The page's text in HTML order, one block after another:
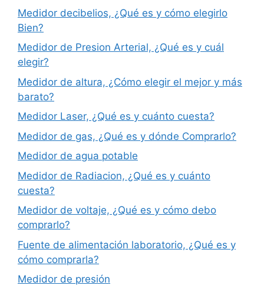
Medidor decibelios, ¿Qué es y cómo elegirlo
Bien?
Medidor de Presion Arterial, ¿Qué es y cuál
elegir?
Medidor de altura, ¿Cómo elegir el mejor y más
barato?
Medidor Laser, ¿Qué es y cuánto cuesta?
Medidor de gas, ¿Qué es y dónde Comprarlo?
Medidor de agua potable
Medidor de Radiacion, ¿Qué es y cuánto
cuesta?
Medidor de voltaje, ¿Qué es y cómo debo
comprarlo?
Fuente de alimentación laboratorio, ¿Qué es y
cómo comprarla?
Medidor de presión